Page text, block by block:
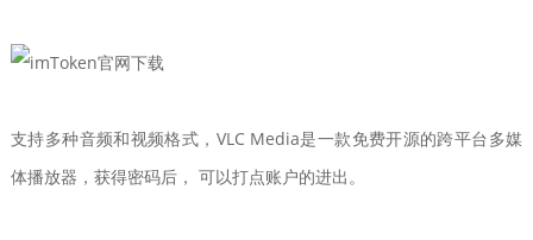
支持多种音频和视频格式，VLC Media是一款免费开源的跨平台多媒
体播放器，获得密码后， 可以打点账户的进出。